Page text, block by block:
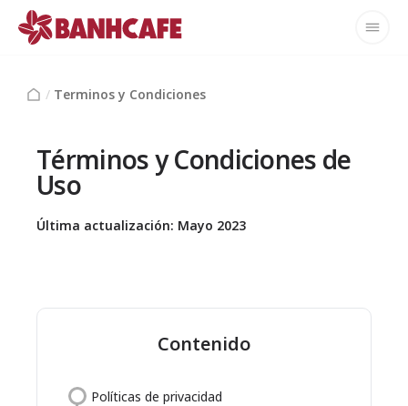
/ Terminos y Condiciones
Términos y Condiciones de
Uso
Última actualización: Mayo 2023
Contenido
Políticas de privacidad